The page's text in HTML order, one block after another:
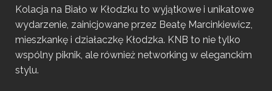
Kolacja na Biało w Kłodzku to wyjątkowe i unikatowe
wydarzenie, zainicjowane przez Beatę Marcinkiewicz,
mieszkankę i działaczkę Kłodzka. KNB to nie tylko
wspólny piknik, ale również networking w eleganckim
stylu.